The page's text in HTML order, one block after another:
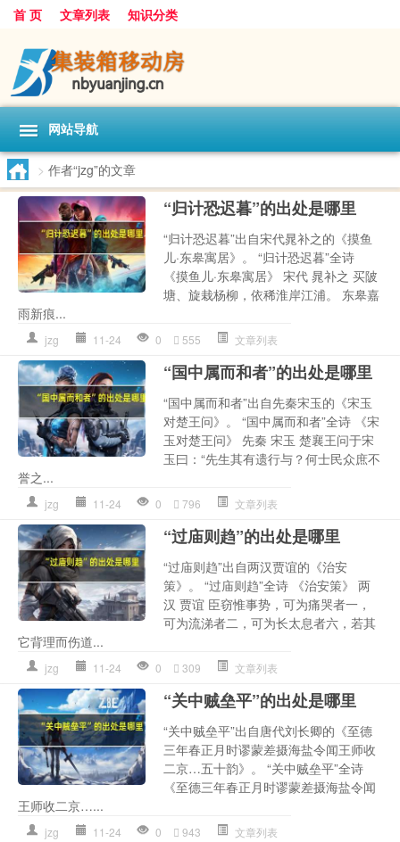
首 页 文章列表 知识分类
网站导航
> 作者“jzg”的文章
“归计恐迟暮”的出处是哪里
“归计恐迟暮”出自宋代晁补之的《摸鱼
儿·东皋寓居》。 “归计恐迟暮”全诗
《摸鱼儿·东皋寓居》 宋代 晁补之 买陂
塘、旋栽杨柳，依稀淮岸江浦。 东皋嘉
雨新痕...
jzg 11-24 0 555 文章列表
“国中属而和者”的出处是哪里
“国中属而和者”出自先秦宋玉的《宋玉
对楚王问》。 “国中属而和者”全诗 《宋
玉对楚王问》 先秦 宋玉 楚襄王问于宋
玉曰：“先生其有遗行与？何士民众庶不
誉之...
jzg 11-24 0 796 文章列表
“过庙则趋”的出处是哪里
“过庙则趋”出自两汉贾谊的《治安
策》。 “过庙则趋”全诗 《治安策》 两
汉 贾谊 臣窃惟事势，可为痛哭者一，
可为流涕者二，可为长太息者六，若其
它背理而伤道...
jzg 11-24 0 309 文章列表
“关中贼垒平”的出处是哪里
“关中贼垒平”出自唐代刘长卿的《至德
三年春正月时谬蒙差摄海盐令闻王师收
二京…五十韵》。 “关中贼垒平”全诗
《至德三年春正月时谬蒙差摄海盐令闻
王师收二京…...
jzg 11-24 0 943 文章列表